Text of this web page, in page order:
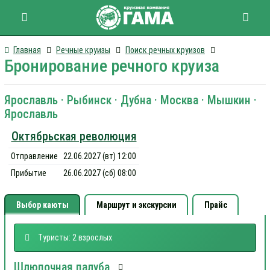
Главная Речные круизы Поиск речных круизов
Бронирование речного круиза
Ярославль · Рыбинск · Дубна · Москва · Мышкин ·
Ярославль
Октябрьская революция
Отправление
22.06.2027 (вт) 12:00
Прибытие
26.06.2027 (сб) 08:00
Выбор каюты Маршрут и экскурсии Прайс
Туристы: 2 взрослых